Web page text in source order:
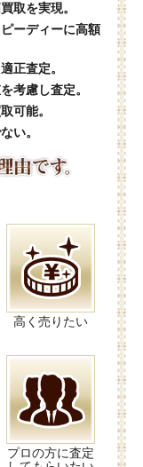
取を実現。
ーディーに高額
正査定。
考慮し査定。
可能。
い。
高く売りたい
プロの方に査定